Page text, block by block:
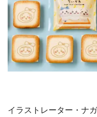
イラストレーター・ナ